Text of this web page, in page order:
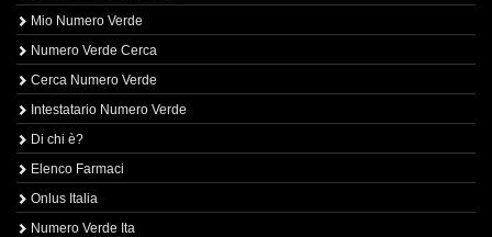
Mio Numero Verde
Numero Verde Cerca
Cerca Numero Verde
Intestatario Numero Verde
Di chi è?
Elenco Farmaci
Onlus Italia
Numero Verde Ita